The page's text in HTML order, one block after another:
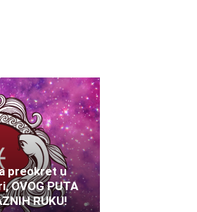
preokret u
OVOG PUTA
RUKU!